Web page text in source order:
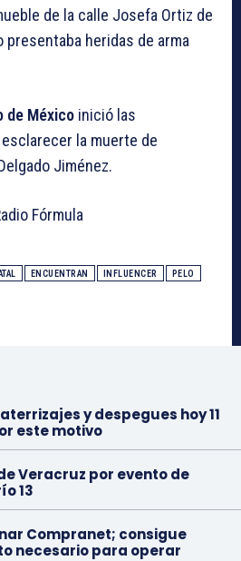
de la calle Josefa Ortiz de
presentaba heridas de arma
de México inició las
la muerte de
Jiménez.
Fórmula
ENCUENTRAN INFLUENCER PELO
y despegues hoy 11
este motivo
Veracruz por evento de
13
Compranet; consigue
necesario para operar